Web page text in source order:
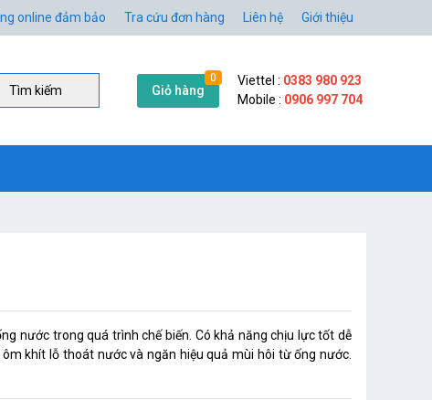
online đảm bảo Tra cứu đơn hàng Liên hệ Giới thiệu
Tìm kiếm Giỏ hàng
0 Viettel : 0383 980 923
Mobile : 0906 997 704
nước trong quá trình chế biến. Có khả năng chịu lực tốt dễ
khít lỗ thoát nước và ngăn hiệu quả mùi hôi từ ống nước.